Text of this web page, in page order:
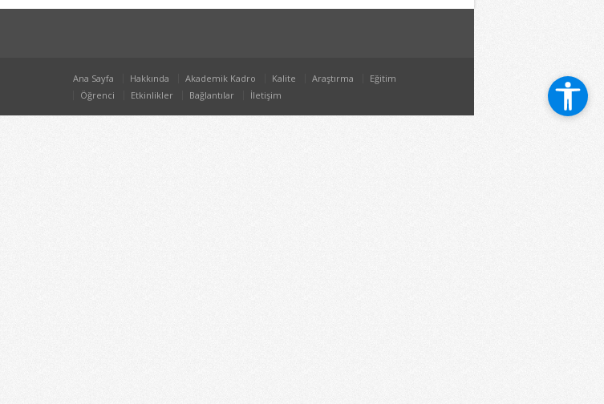
Ana Sayfa Hakkında Akademik Kadro Kalite Araştırma
Eğitim
Öğrenci
Etkinlikler Bağlantılar İletişim